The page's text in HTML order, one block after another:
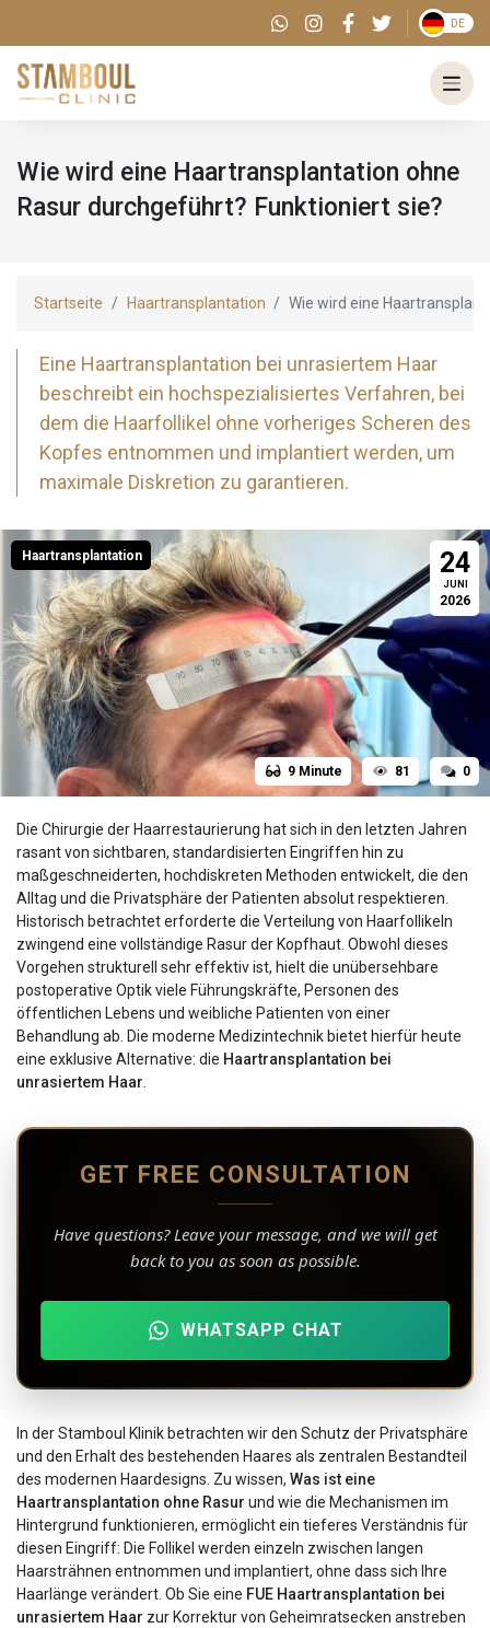
DE
Wie wird eine Haartransplantation ohne
Rasur durchgeführt? Funktioniert sie?
Startseite Haartransplantation Wie wird eine
Eine Haartransplantation bei unrasiertem Haar
beschreibt ein hochspezialisiertes Verfahren, bei
dem die Haarfollikel ohne vorheriges Scheren des
Kopfes entnommen und implantiert werden, um
maximale Diskretion zu garantieren.
Haartransplantation 24
JUNI
2026
9 Minute 81 0
Die Chirurgie der Haarrestaurierung hat sich in den letzten Jahren
rasant von sichtbaren, standardisierten Eingriffen hin zu
maßgeschneiderten, hochdiskreten Methoden entwickelt, die den
Alltag und die Privatsphäre der Patienten absolut respektieren.
Historisch betrachtet erforderte die Verteilung von Haarfollikeln
zwingend eine vollständige Rasur der Kopfhaut. Obwohl dieses
Vorgehen strukturell sehr effektiv ist, hielt die unübersehbare
postoperative Optik viele Führungskräfte, Personen des
öffentlichen Lebens und weibliche Patienten von einer
Behandlung ab. Die moderne Medizintechnik bietet hierfür heute
eine exklusive Alternative: die Haartransplantation bei
unrasiertem Haar
GET FREE CONSULTATION
Have questions? Leave your message, and we will get
back to you as soon as possible.
WHATSAPP CHAT
In der Stamboul Klinik betrachten wir den Schutz der Privatsphäre
und den Erhalt des bestehenden Haares als zentralen Bestandteil
des modernen Haardesigns. Zu wissen, Was ist eine
Haartransplantation ohne Rasur und wie die Mechanismen im
Hintergrund funktionieren, ermöglicht ein tieferes Verständnis für
diesen Eingriff: Die Follikel werden einzeln zwischen langen
Haarsträhnen entnommen und implantiert, ohne dass sich Ihre
Haarlänge verändert. Ob Sie eine FUE Haartransplantation bei
unrasiertem Haar zur Korrektur von Geheimratsecken anstreben